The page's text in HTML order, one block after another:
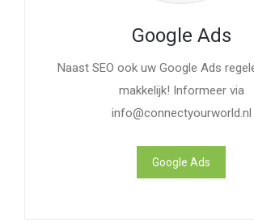
Google Ads
Naast SEO ook uw Google Ads
makkelijk! Informeer via
info@connectyourworld.nl
Google Ads